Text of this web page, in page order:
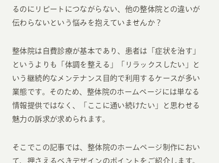
るのにリピートにつながらない、他の整体院との違いが
伝わらないという悩みを抱えていませんか？
整体院は自費診療が基本であり、患者は「症状を治す」
というよりも「体調を整える」「リラックスしたい」と
いう継続的なメンテナンス目的で利用するケースが多い
業態です。そのため、整体院のホームページには単なる
情報提供ではなく、「ここに通い続けたい」と思わせる
魅力の訴求が求められます。
そこでこの記事では、整体院のホームページ制作におい
て、押さえるべきデザインのポイントをご紹介します。